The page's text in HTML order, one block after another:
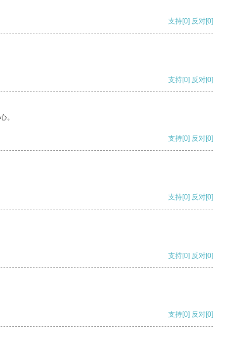
支持[0] 反对[0]
支持[0] 反对[0]
。
支持[0] 反对[0]
支持[0] 反对[0]
支持[0] 反对[0]
支持[0] 反对[0]